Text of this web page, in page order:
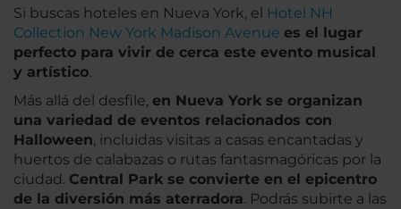
Si buscas hoteles en Nueva York, el Hotel NH
Collection New York Madison Avenue es el lugar
perfecto para vivir de cerca este evento musical
y artístico.
Más allá del desfile, en Nueva York se organizan
una variedad de eventos relacionados con
Halloween, incluidas visitas a casas encantadas y
huertos de calabazas o rutas fantasmagóricas por la
ciudad. Central Park se convierte en el epicentro
de la diversión más aterradora. Podrás subirte a las